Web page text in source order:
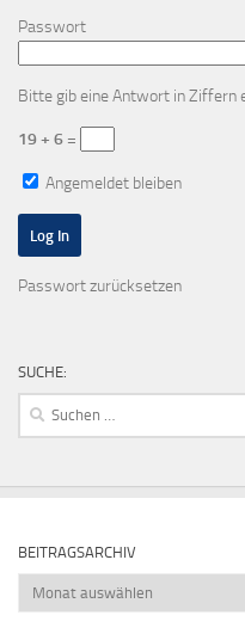
Passwort
Bitte gib eine Antwort in Ziffern
19 + 6 =
Angemeldet bleiben
Passwort zurücksetzen
SUCHE:
Suchen
BEITRAGSARCHIV
Beitragsarchiv